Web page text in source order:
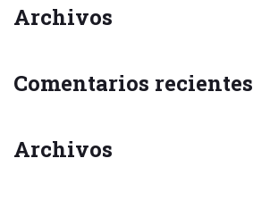
Archivos
Comentarios recientes
Archivos